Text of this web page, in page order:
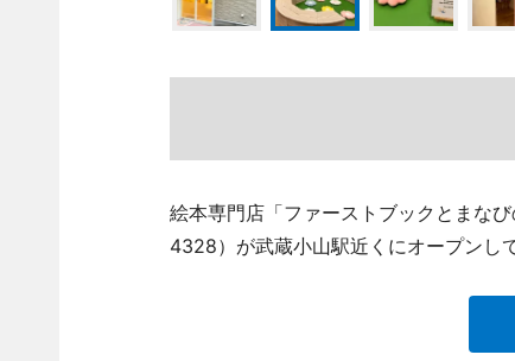
絵本専門店「ファーストブックとまな
4328）が武蔵小山駅近くにオープンし